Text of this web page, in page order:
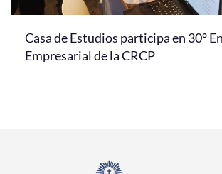
Casa de Estudios participa en 30°
Empresarial de la CRCP